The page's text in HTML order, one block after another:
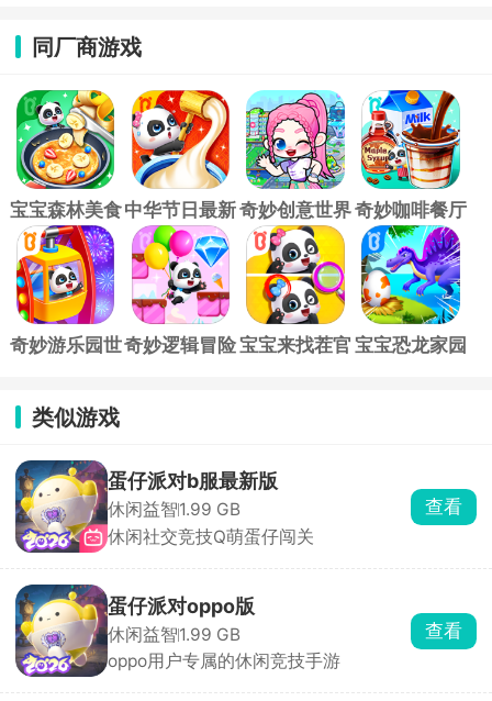
同厂商游戏
宝宝森林美食
手游
中华节日最新
版
奇妙创意世界
(Game
World)
奇妙咖啡餐厅
官方版
奇妙游乐园世奇妙逻辑冒险宝宝来找茬官 宝宝恐龙家园
类似游戏
蛋仔派对b服最新版
休闲益智1.99 GB
休闲社交竞技Q萌蛋仔闯关
查看
蛋仔派对oppo版
休闲益智1.99 GB
oppo用户专属的休闲竞技手游
查看